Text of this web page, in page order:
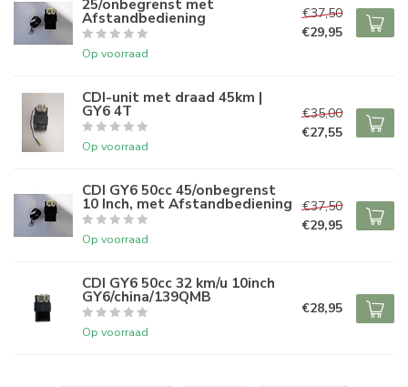
25/onbegrenst met
Afstandbediening
Op voorraad
€37,50
€29,95
CDI-unit met draad 45km |
GY6 4T
Op voorraad
€35,00
€27,55
CDI GY6 50cc 45/onbegrenst
10 Inch, met Afstandbediening
Op voorraad
€37,50
€29,95
CDI GY6 50cc 32 km/u 10inch
GY6/china/139QMB
Op voorraad
€28,95